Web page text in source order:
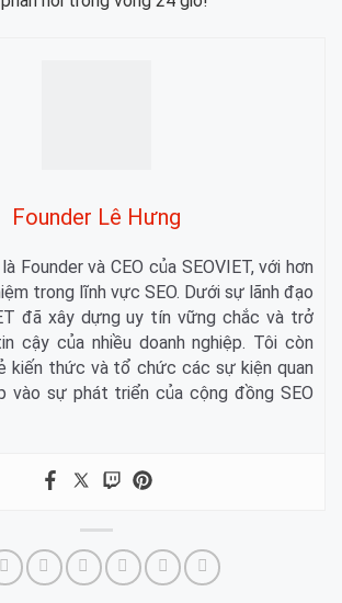
Founder Lê Hưng
Founder và CEO của SEOVIET, với hơn
trong lĩnh vực SEO. Dưới sự lãnh đạo
đã xây dựng uy tín vững chắc và trở
cậy của nhiều doanh nghiệp. Tôi còn
kiến thức và tổ chức các sự kiện quan
vào sự phát triển của cộng đồng SEO